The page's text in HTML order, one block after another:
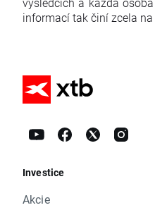
informací tak činí zcela
Investice
Akcie